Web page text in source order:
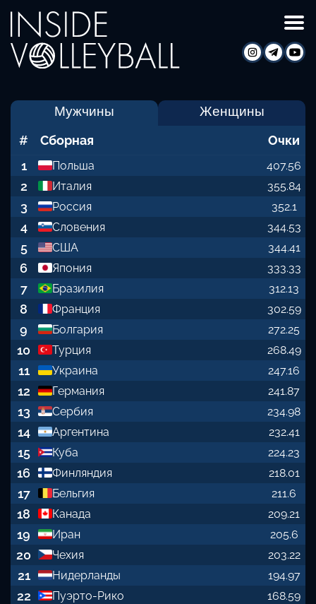
Мужчины
Женщины
#
Сборная
Очки
1
Польша 407.56
2 Италия 355.84
3 Россия 352.1
4 Словения 344.53
5 США 344.41
6 Япония 333.33
7 Бразилия 312.13
8 Франция 302.59
9 Болгария 272.25
10 Турция 268.49
11 Украина 247.16
12 Германия 241.87
13 Сербия 234.98
14 Аргентина 232.41
15 Куба 224.23
16 Финляндия 218.01
17 Бельгия 211.6
18 Канада 209.21
19 Иран 205.6
20 Чехия 203.22
21 Нидерланды 194.97
22 Пуэрто-Рико 168.59